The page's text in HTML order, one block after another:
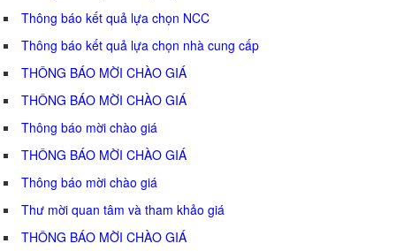
Thông báo kết quả lựa chọn NCC
Thông báo kết quả lựa chọn nhà cung cấp
THÔNG BÁO MỜI CHÀO GIÁ
THÔNG BÁO MỜI CHÀO GIÁ
Thông báo mời chào giá
THÔNG BÁO MỜI CHÀO GIÁ
Thông báo mời chào giá
Thư mời quan tâm và tham khảo giá
THÔNG BÁO MỜI CHÀO GIÁ